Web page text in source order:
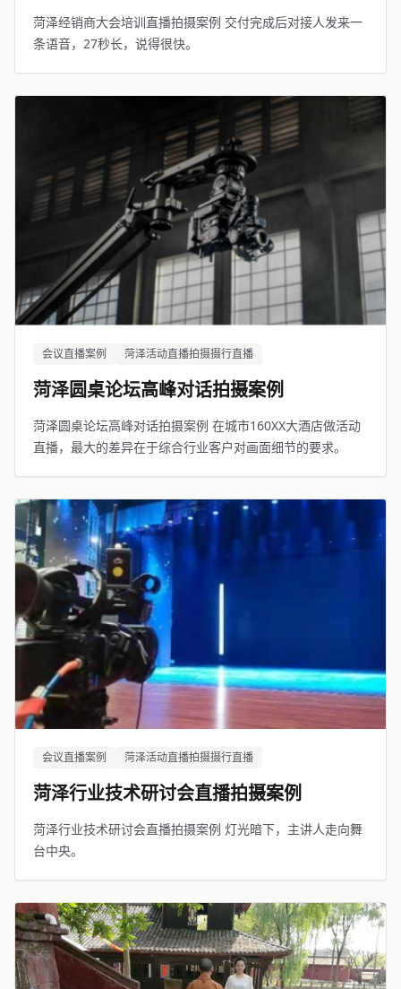
菏泽经销商大会培训直播拍摄案例 交付完成后对接人发来一
条语音，27秒长，说得很快。
会议直播案例 菏泽活动直播拍摄摄行直播
菏泽圆桌论坛高峰对话拍摄案例
菏泽圆桌论坛高峰对话拍摄案例 在城市160XX大酒店做活动
直播，最大的差异在于综合行业客户对画面细节的要求。
会议直播案例 菏泽活动直播拍摄摄行直播
菏泽行业技术研讨会直播拍摄案例
菏泽行业技术研讨会直播拍摄案例 灯光暗下，主讲人走向舞
台中央。